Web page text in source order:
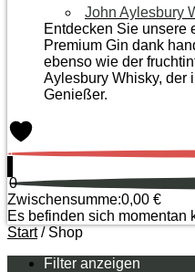
John Aylesbury
Entdecken Sie unsere
Premium Gin dank
ebenso wie der
Aylesbury Whisky, der
Genießer.
0
0
Zwischensumme:0,00 €
Es befinden sich momentan
Start/ Shop
Filter anzeigen